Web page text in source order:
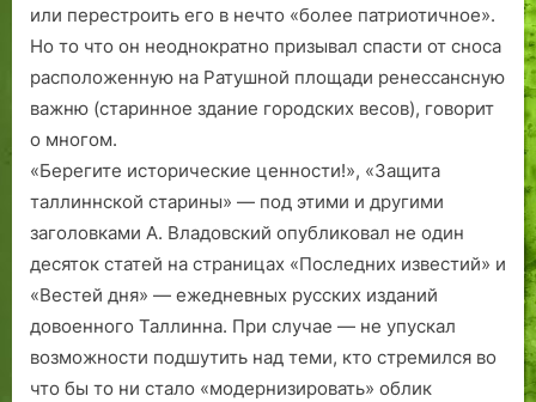
или перестроить его в нечто «более патриотичное».
Но то что он неоднократно призывал спасти от сноса
расположенную на Ратушной площади ренессансную
важню (старинное здание городских весов), говорит
о многом.
«Берегите исторические ценности!», «Защита
таллиннской старины» — под этими и другими
заголовками А. Владовский опубли­ковал не один
десяток статей на страницах «Последних известий» и
«Вестей дня» — ежедневных русских изданий
довоенного Таллинна. При случае — не упускал
возможности подшутить над теми, кто стремился во
что бы то ни стало «модернизировать» облик